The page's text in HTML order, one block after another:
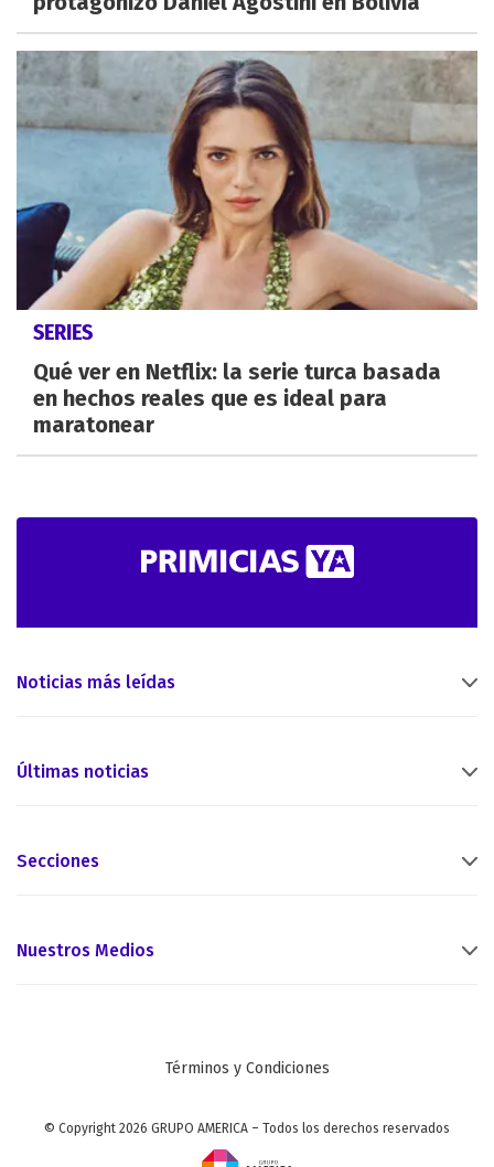
SERIES
Qué ver en Netflix: la serie turca basada
en hechos reales que es ideal para
maratonear
Noticias más leídas
Últimas noticias
Secciones
Nuestros Medios
Términos y Condiciones
© Copyright 2026 GRUPO AMERICA – Todos los derechos reservados